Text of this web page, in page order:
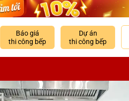
Báo giá
thi công bếp
Dự án
thi công bếp